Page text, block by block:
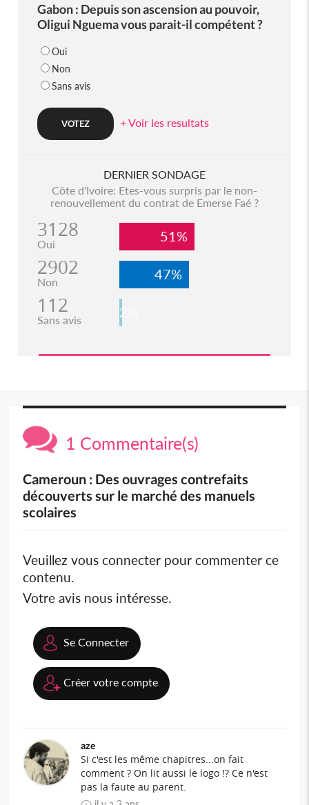
Gabon : Depuis son ascension au pouvoir,
Oligui Nguema vous parait-il compétent ?
Oui
Non
Sans avis
+ Voir les resultats
DERNIER SONDAGE
Côte d'Ivoire: Etes-vous surpris par le non-
renouvellement du contrat de Emerse Faé ?
3128
Oui 51%
2902
Non 47%
112
Sans avis 2%
1 Commentaire(s)
Cameroun : Des ouvrages contrefaits
découverts sur le marché des manuels
scolaires
Veuillez vous connecter pour commenter ce
contenu.
Votre avis nous intéresse.
Se Connecter
Créer votre compte
aze
Si c'est les même chapitres...on fait
comment ? On lit aussi le logo !? Ce n'est
pas la faute au parent.